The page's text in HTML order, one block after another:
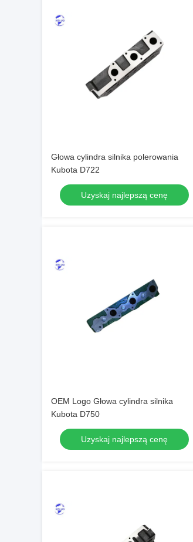
Głowa cylindra silnika polerowania
Kubota D722
Uzyskaj najlepszą cenę
OEM Logo Głowa cylindra silnika
Kubota D750
Uzyskaj najlepszą cenę